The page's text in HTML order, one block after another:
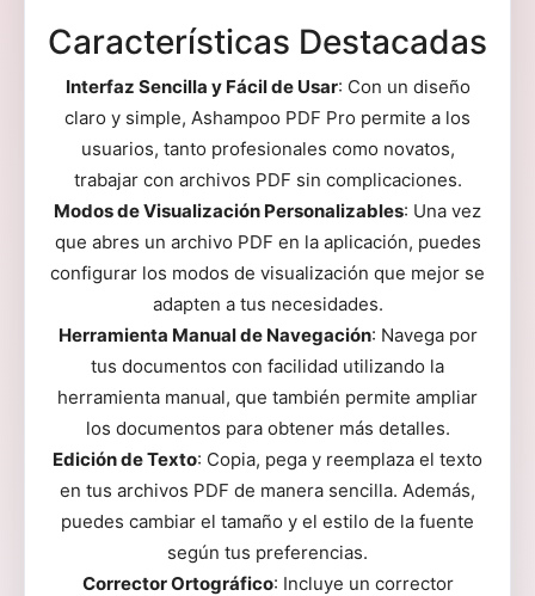
Características Destacadas
Interfaz Sencilla y Fácil de Usar: Con un diseño
claro y simple, Ashampoo PDF Pro permite a los
usuarios, tanto profesionales como novatos,
trabajar con archivos PDF sin complicaciones.
Modos de Visualización Personalizables: Una vez
que abres un archivo PDF en la aplicación, puedes
configurar los modos de visualización que mejor se
adapten a tus necesidades.
Herramienta Manual de Navegación: Navega por
tus documentos con facilidad utilizando la
herramienta manual, que también permite ampliar
los documentos para obtener más detalles.
Edición de Texto: Copia, pega y reemplaza el texto
en tus archivos PDF de manera sencilla. Además,
puedes cambiar el tamaño y el estilo de la fuente
según tus preferencias.
Corrector Ortográfico: Incluye un corrector